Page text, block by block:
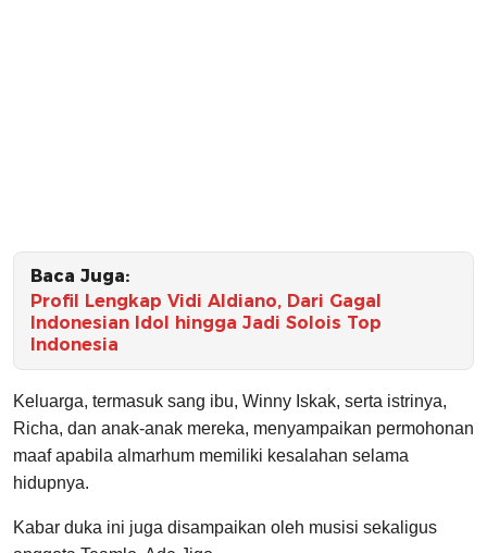
Baca Juga:
Profil Lengkap Vidi Aldiano, Dari Gagal
Indonesian Idol hingga Jadi Solois Top
Indonesia
Keluarga, termasuk sang ibu, Winny Iskak, serta istrinya,
Richa, dan anak-anak mereka, menyampaikan permohonan
maaf apabila almarhum memiliki kesalahan selama
hidupnya.
Kabar duka ini juga disampaikan oleh musisi sekaligus